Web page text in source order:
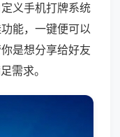
义手机打牌系统
能，一键便可以
是想分享给好友
需求。